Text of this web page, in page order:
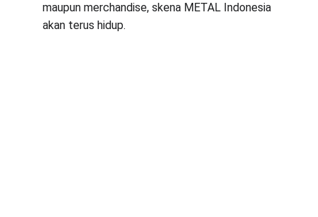
maupun merchandise, skena METAL Indonesia
akan terus hidup.